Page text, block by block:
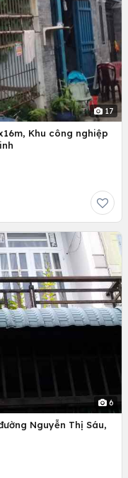
17
Khu công nghiệp
6